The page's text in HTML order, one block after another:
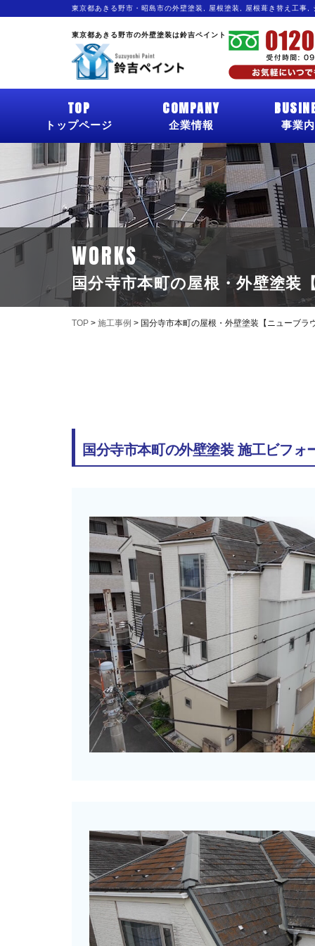
東京都あきる野市・昭島市の外壁塗装, 屋根塗装, 屋根葺き替え工事
東京都あきる野市の外壁塗装は鈴吉ペイント
TOP
トップページ
COMPANY
企業情報 事業
WORKS
国分寺市本町の屋根・外壁塗装
TOP > 施工事例 > 国分寺市本町の屋根・外壁塗装【ニューブラ
国分寺市本町の外壁塗装 施工ビフォ